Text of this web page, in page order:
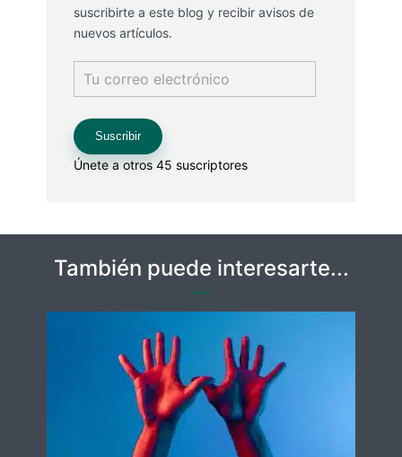
suscribirte a este blog y recibir avisos de
nuevos artículos.
Tu
correo
electrónico
Suscribir
Únete a otros 45 suscriptores
También puede interesarte...